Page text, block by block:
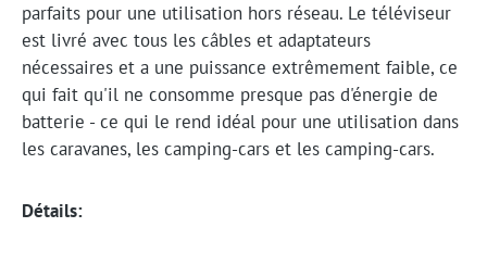
parfaits pour une utilisation hors réseau. Le téléviseur
est livré avec tous les câbles et adaptateurs
nécessaires et a une puissance extrêmement faible, ce
qui fait qu'il ne consomme presque pas d'énergie de
batterie - ce qui le rend idéal pour une utilisation dans
les caravanes, les camping-cars et les camping-cars.
Détails: